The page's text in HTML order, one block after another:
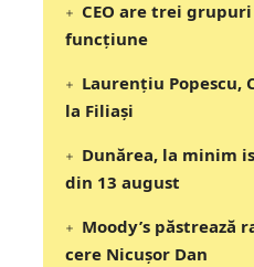
CEO are trei
funcțiune
Laurențiu Popescu,
la Filiași
Dunărea, la minim
din 13 august
Moody’s păstrează
cere Nicușor Dan